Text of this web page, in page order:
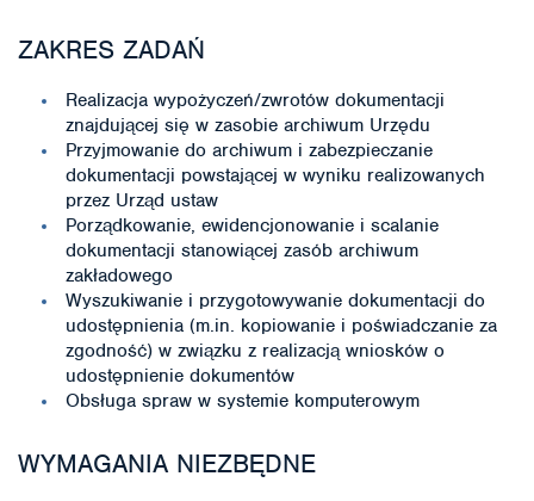
ZAKRES ZADAŃ
Realizacja wypożyczeń/zwrotów dokumentacji
znajdującej się w zasobie archiwum Urzędu
Przyjmowanie do archiwum i zabezpieczanie
dokumentacji powstającej w wyniku realizowanych
przez Urząd ustaw
Porządkowanie, ewidencjonowanie i scalanie
dokumentacji stanowiącej zasób archiwum
zakładowego
Wyszukiwanie i przygotowywanie dokumentacji do
udostępnienia (m.in. kopiowanie i poświadczanie za
zgodność) w związku z realizacją wniosków o
udostępnienie dokumentów
Obsługa spraw w systemie komputerowym
WYMAGANIA NIEZBĘDNE